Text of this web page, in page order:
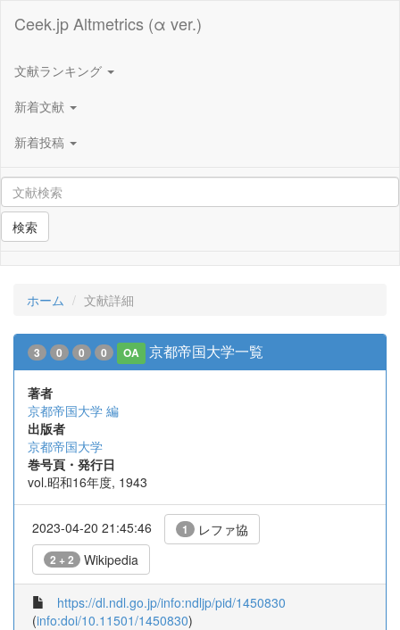
Ceek.jp Altmetrics (α ver.)
文献ランキング
新着文献
新着投稿
検索
ホーム 文献詳細
3 0 0 0 OA 京都帝国大学一覧
著者
京都帝国大学 編
出版者
京都帝国大学
巻号頁・発行日
vol.昭和16年度, 1943
2023-04-20 21:45:46 1 レファ協
2 + 2 Wikipedia
https://dl.ndl.go.jp/info:ndljp/pid/1450830
(info:doi/10.11501/1450830)